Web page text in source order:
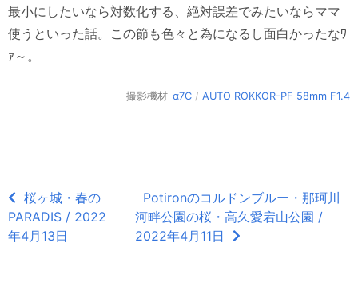
最小にしたいなら対数化する、絶対誤差でみたいならママ
使うといった話。この節も色々と為になるし面白かったなﾜ
ｧ～。
撮影機材 α7C / AUTO ROKKOR-PF 58mm F1.4
桜ヶ城・春の
PARADIS / 2022
年4月13日
Potironのコルドンブルー・那珂川
河畔公園の桜・高久愛宕山公園 /
2022年4月11日